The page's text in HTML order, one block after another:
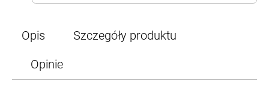
Opis
Szczegóły produktu
Opinie